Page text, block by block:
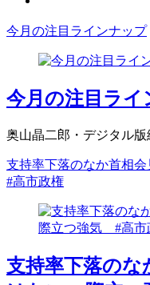
今月の注目ラインナップ
今月の注目ライ
奥山晶二郎・デジタル
支持率下落のなか首相
#高市政権
支持率下落の